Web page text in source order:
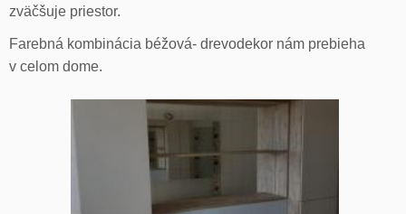
zväčšuje priestor.
Farebná kombinácia béžová- drevodekor nám prebieha
v celom dome.